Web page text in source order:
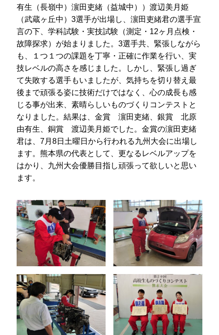
有生（長嶺中）濵田吏緒（益城中））渡辺美月姫
（武蔵ヶ丘中）3選手が出場し、濵田吏緒君の選手宣
言の下、学科試験・実技試験（測定・ 12ヶ月点検・
故障探求）が始まりました。3選手共、緊張しながら
も、１つ１つの課題を丁寧・正確に作業を行い、実
技レベルの高さを感じました。しかし、緊張し過ぎ
て失敗する選手もいましたが、気持ちを切り替え最
後まで頑張る姿に技術だけではなく、心の成長も感
じる事が出来、素晴らしいものづくりコンテストと
なりました。結果は、金賞 濵田吏緒、銀賞 北原
由有生、銅賞 渡辺美月姫でした。金賞の濵田吏緒
君は、7月8日土曜日から行われる九州大会に出場し
ます。熊本県の代表として、更なるレベルアップを
はかり、九州大会優勝目指し頑張って欲しいと思い
ます。
プライバシーポリシー
サイトマップ
受験生の方へ
在校生の方へ
保護者の方へ
卒業生の方へ